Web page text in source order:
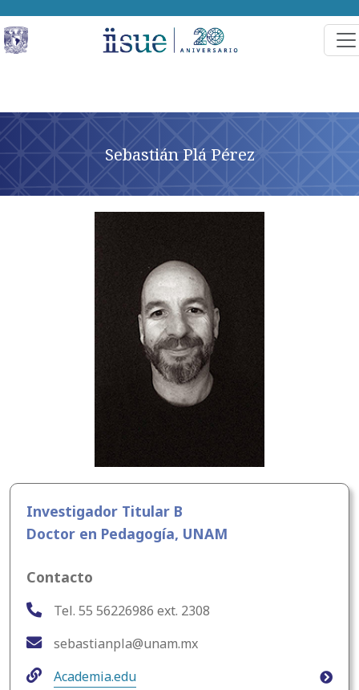
Sebastián Plá Pérez
Investigador Titular B
Doctor en Pedagogía, UNAM
Contacto
Tel. 55 56226986 ext. 2308
sebastianpla@unam.mx
Academia.edu